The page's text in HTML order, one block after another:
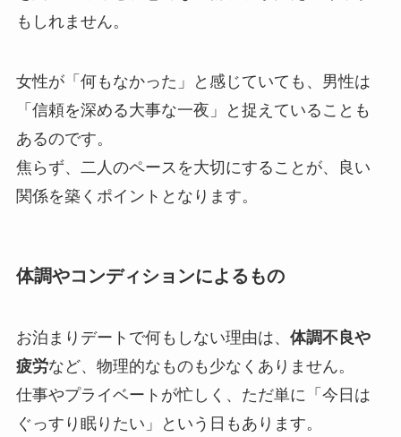
もしれません。
女性が「何もなかった」と感じていても、男性は
「信頼を深める大事な一夜」と捉えていることも
あるのです。
焦らず、二人のペースを大切にすることが、良い
関係を築くポイントとなります。
体調やコンディションによるもの
お泊まりデートで何もしない理由は、 体調不良や
疲労など、物理的なものも少なくありません。
仕事やプライベートが忙しく、ただ単に「今日は
ぐっすり眠りたい」という日もあります。